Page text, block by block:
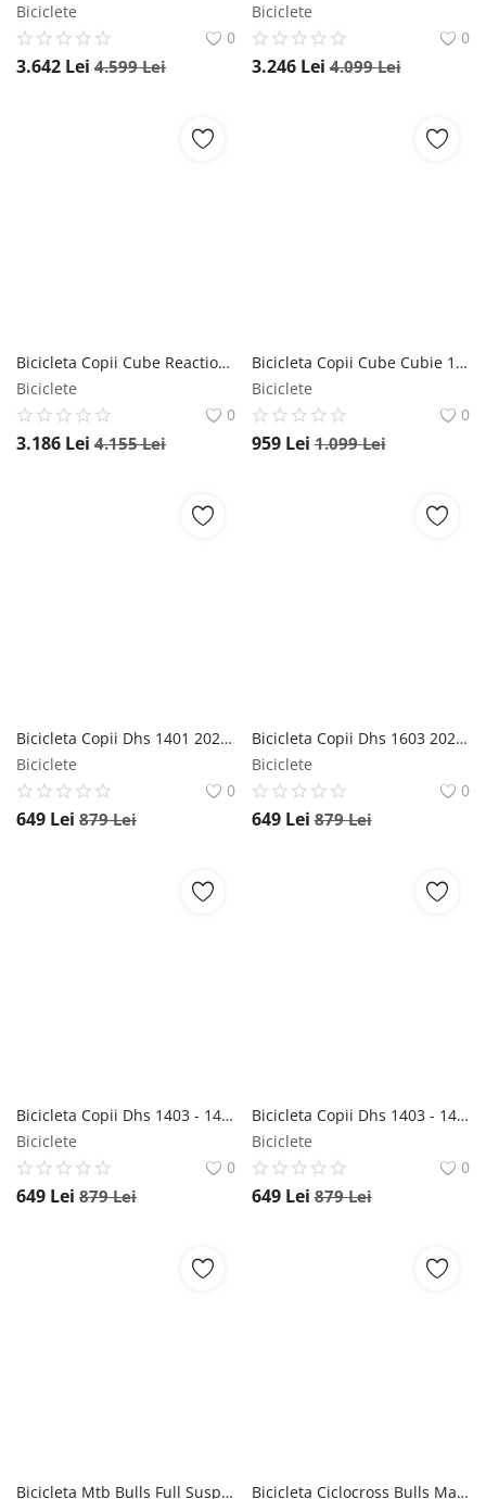
Biciclete
0
3.642 Lei 4.599Lei
Biciclete
0
3.246 Lei 4.099Lei
Bicicleta Copii Cube Reaction 200 2023 - 20 Inch, Gri-Albastru, Reambalat Cube
Biciclete
0
3.186 Lei 4.155Lei
Bicicleta Copii Cube Cubie 120 Walk 2023 - 12 Inch, Gri, Reambalat Cube
Biciclete
0
959 Lei 1.099Lei
Bicicleta Copii Dhs 1401 2022 - 14 Inch, Albastru DHS
Biciclete
0
649 Lei 879Lei
Bicicleta Copii Dhs 1603 2022 - 16 Inch, Verde DHS
Biciclete
0
649 Lei 879Lei
Bicicleta Copii Dhs 1403 - 14 Inch, Verde DHS
Biciclete
0
649 Lei 879Lei
Bicicleta Copii Dhs 1403 - 14 Inch, Albastru DHS
Biciclete
0
649 Lei 879Lei
Bicicleta Mtb Bulls Full Suspension Copperhead FSX 1 - 29 Inch, M, Albastru Bulls Bicicleta Ciclocross Bulls Machete - 28 Inch, 510 mm, Verde Bulls